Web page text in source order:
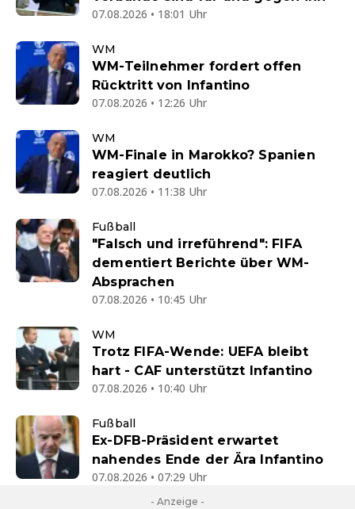
07.08.2026 • 18:01 Uhr
WM
WM-Teilnehmer fordert offen
Rücktritt von Infantino
07.08.2026 • 12:26 Uhr
WM
WM-Finale in Marokko? Spanien
reagiert deutlich
07.08.2026 • 11:38 Uhr
Fußball
"Falsch und irreführend": FIFA
dementiert Berichte über WM-
Absprachen
07.08.2026 • 10:45 Uhr
WM
Trotz FIFA-Wende: UEFA bleibt
hart - CAF unterstützt Infantino
07.08.2026 • 10:40 Uhr
Fußball
Ex-DFB-Präsident erwartet
nahendes Ende der Ära Infantino
07.08.2026 • 07:29 Uhr
- Anzeige -